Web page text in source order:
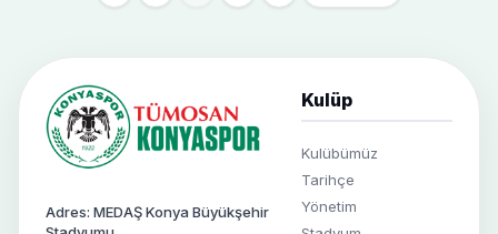
Adres: MEDAŞ Konya Büyükşehir
Kulüp
Kulübümüz
Tarihçe
Yönetim